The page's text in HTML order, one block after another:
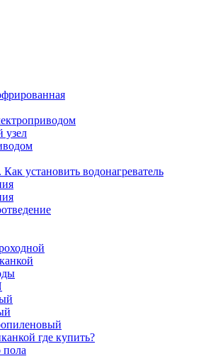
узел
установить водонагреватель
где купить?
пола